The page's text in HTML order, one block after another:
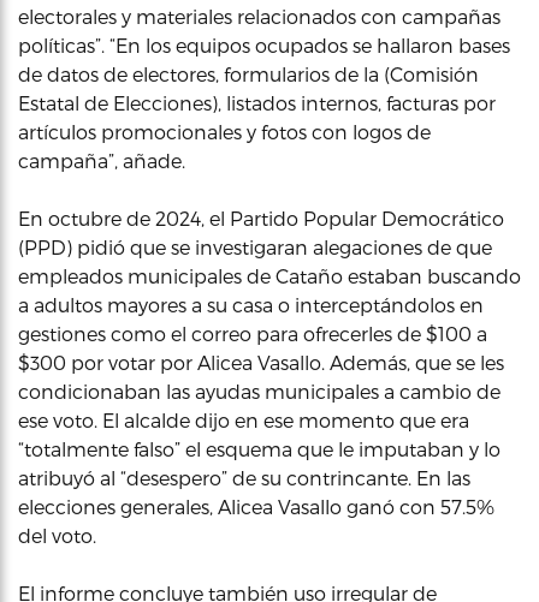
electorales y materiales relacionados con campañas
políticas”. “En los equipos ocupados se hallaron bases
de datos de electores, formularios de la (Comisión
Estatal de Elecciones), listados internos, facturas por
artículos promocionales y fotos con logos de
campaña”, añade.
En octubre de 2024, el Partido Popular Democrático
(PPD) pidió que se investigaran alegaciones de que
empleados municipales de Cataño estaban buscando
a adultos mayores a su casa o interceptándolos en
gestiones como el correo para ofrecerles de $100 a
$300 por votar por Alicea Vasallo. Además, que se les
condicionaban las ayudas municipales a cambio de
ese voto. El alcalde dijo en ese momento que era
“totalmente falso” el esquema que le imputaban y lo
atribuyó al “desespero” de su contrincante. En las
elecciones generales, Alicea Vasallo ganó con 57.5%
del voto.
El informe concluye también uso irregular de